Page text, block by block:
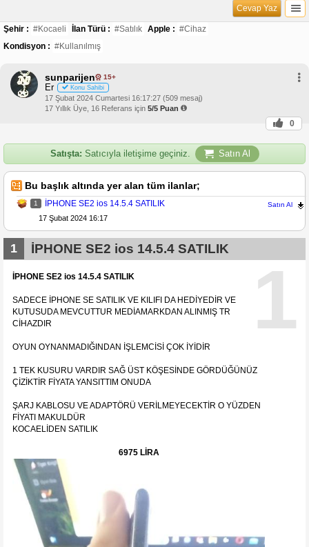
Cevap Yaz
Şehir : #Kocaeli İlan Türü : #Satılık Apple : #Cihaz
Kondisyon : #Kullanılmış
sunparijen 15+
Er Konu Sahibi
17 Şubat 2024 Cumartesi 16:17:27 (509 mesaj)
17 Yıllık Üye, 16 Referans için 5/5 Puan
0
Satışta: Satıcıyla iletişime geçiniz. Satın Al
Bu başlık altında yer alan tüm ilanlar;
1 İPHONE SE2 ios 14.5.4 SATILIK Satın Al
17 Şubat 2024 16:17
1
1 İPHONE SE2 ios 14.5.4 SATILIK
İPHONE SE2 ios 14.5.4 SATILIK
SADECE İPHONE SE SATILIK VE KILIFI DA HEDİYEDİR VE
KUTUSUDA MEVCUTTUR MEDİAMARKDAN ALINMIŞ TR
CİHAZDIR
OYUN OYNANMADIĞINDAN İŞLEMCİSİ ÇOK İYİDİR
1 TEK KUSURU VARDIR SAĞ ÜST KÖŞESİNDE GÖRDÜĞÜNÜZ
ÇİZİKTİR FİYATA YANSITTIM ONUDA
ŞARJ KABLOSU VE ADAPTÖRÜ VERİLMEYECEKTİR O YÜZDEN
FİYATI MAKULDÜR
KOCAELİDEN SATILIK
6975 LİRA